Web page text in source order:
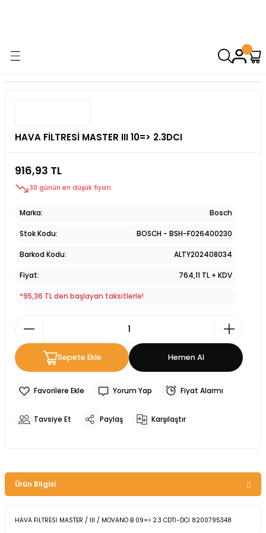
HAVA FİLTRESİ MASTER III 10=> 2.3DCI
916,93 TL
30 günün en düşük fiyatı
Marka Bosch
Stok Kodu BOSCH - BSH-F026400230
Barkod Kodu ALTY202408034
Fiyat 764,11 TL + KDV
*95,36 TL den başlayan taksitlerle!
Sepete Ekle Hemen Al
Yorum Yap Fiyat Alarmı
Tavsiye Et Paylaş Karşılaştır
Ürün Bilgisi
HAVA FİLTRESİ MASTER / III / MOVANO B 09=> 2.3 CDTİ-DCİ 8200795348